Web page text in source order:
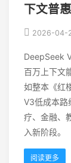
下文普
2026-04-
DeepSeek
百万上下文
如整本《红
V3低成本路
疗、金融、
入新阶段。
阅读更多